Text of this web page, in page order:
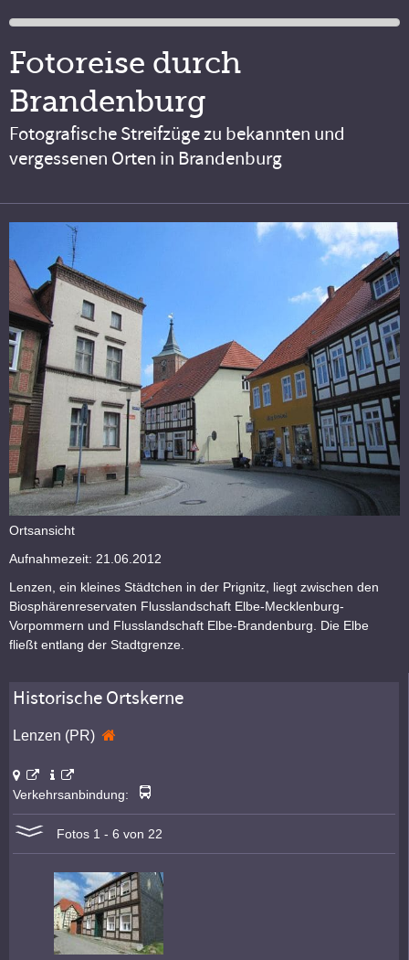
Fotoreise durch
Brandenburg
Fotografische Streifzüge zu bekannten und
vergessenen Orten in Brandenburg
Ortsansicht
Aufnahmezeit: 21.06.2012
Lenzen, ein kleines Städtchen in der Prignitz, liegt zwischen den
Biosphärenreservaten Flusslandschaft Elbe-Mecklenburg-
Vorpommern und Flusslandschaft Elbe-Brandenburg. Die Elbe
fließt entlang der Stadtgrenze.
Historische Ortskerne
Lenzen (PR)
Verkehrsanbindung:
Fotos 1 - 6 von 22